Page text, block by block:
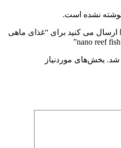
نشده است.
ارسال می کنید برای “غذای ماهی
شد. بخش‌های موردنیاز